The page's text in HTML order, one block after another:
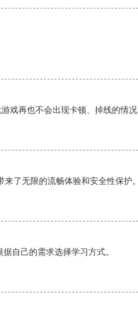
戏再也不会出现卡顿、掉线的情
来了无限的流畅体验和安全性保护
自己的需求选择学习方式。